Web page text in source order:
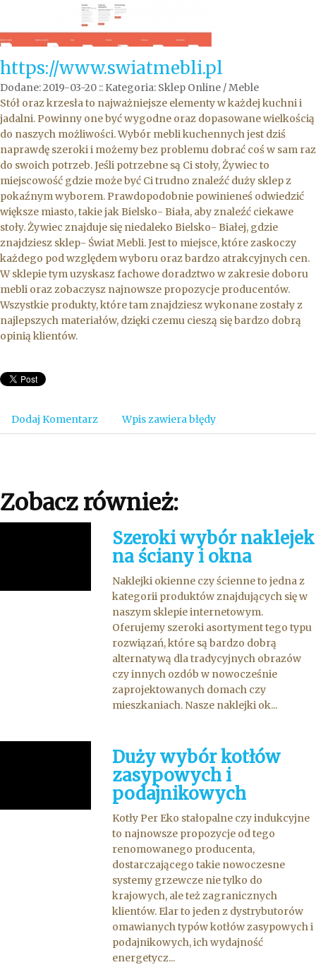
https://www.swiatmebli.pl
Dodane: 2019-03-20 :: Kategoria: Sklep Online / Meble
Stół oraz krzesła to najważniejsze elementy w każdej kuchni i
jadalni. Powinny one być wygodne oraz dopasowane wielkością
do naszych możliwości. Wybór mebli kuchennych jest dziś
naprawdę szeroki i możemy bez problemu dobrać coś w sam raz
do swoich potrzeb. Jeśli potrzebne są Ci stoły, Żywiec to
miejscowość gdzie może być Ci trudno znaleźć duży sklep z
pokaźnym wyborem. Prawdopodobnie powinieneś odwiedzić
większe miasto, takie jak Bielsko- Biała, aby znaleźć ciekawe
stoły. Żywiec znajduje się niedaleko Bielsko- Białej, gdzie
znajdziesz sklep- Świat Mebli. Jest to miejsce, które zaskoczy
każdego pod względem wyboru oraz bardzo atrakcyjnych cen.
W sklepie tym uzyskasz fachowe doradztwo w zakresie doboru
mebli oraz zobaczysz najnowsze propozycje producentów.
Wszystkie produkty, które tam znajdziesz wykonane zostały z
najlepszych materiałów, dzięki czemu cieszą się bardzo dobrą
opinią klientów.
Dodaj Komentarz Wpis zawiera błędy
Zobacz również:
Szeroki wybór naklejek
na ściany i okna
Naklejki okienne czy ścienne to jedna z
kategorii produktów znajdujących się w
naszym sklepie internetowym.
Oferujemy szeroki asortyment tego typu
rozwiązań, które są bardzo dobrą
alternatywą dla tradycyjnych obrazów
czy innych ozdób w nowocześnie
zaprojektowanych domach czy
mieszkaniach. Nasze naklejki ok...
Duży wybór kotłów
zasypowych i
podajnikowych
Kotły Per Eko stałopalne czy indukcyjne
to najnowsze propozycje od tego
renomowanego producenta,
dostarczającego takie nowoczesne
systemy grzewcze nie tylko do
krajowych, ale też zagranicznych
klientów. Elar to jeden z dystrybutorów
omawianych typów kotłów zasypowych i
podajnikowych, ich wydajność
energetycz...